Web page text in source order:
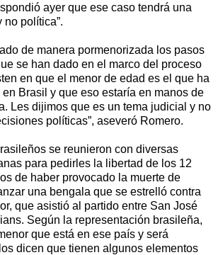
ayer que ese caso tendrá una
no política”.
de manera pormenorizada los pasos
se han dado en el marco del proceso
en que el menor de edad es el que ha
Brasil y que eso estaría en manos de
Les dijimos que es un tema judicial y no
políticas”, aseveró Romero.
se reunieron con diversas
para pedirles la libertad de los 12
de haber provocado la muerte de
una bengala que se estrelló contra
que asistió al partido entre San José
Según la representación brasileña,
que está en ese país y será
dicen que tienen algunos elementos